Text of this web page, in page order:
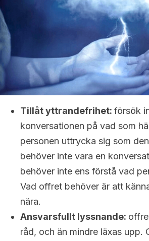
Tillåt yttrandefrihet: försök
konversationen på vad som
personen uttrycka sig som
behöver inte vara en
behöver inte ens förstå vad
Vad offret behöver är att
nära.
Ansvarsfullt lyssnande:
råd, och än mindre läxas upp.